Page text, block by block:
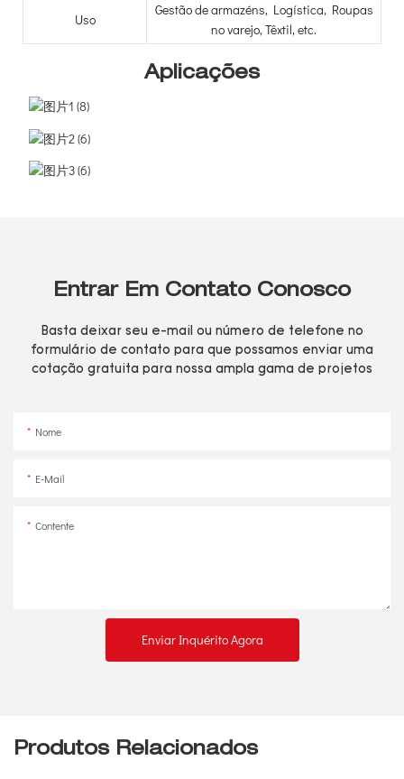
Uso
Gestão de armazéns, Logística, Roupas
no varejo, Têxtil, etc.
Aplicações
Entrar Em Contato Conosco
Basta deixar seu e-mail ou número de telefone no
formulário de contato para que possamos enviar uma
cotação gratuita para nossa ampla gama de projetos
Nome
E-Mail
Contente
Enviar Inquérito Agora
Produtos Relacionados